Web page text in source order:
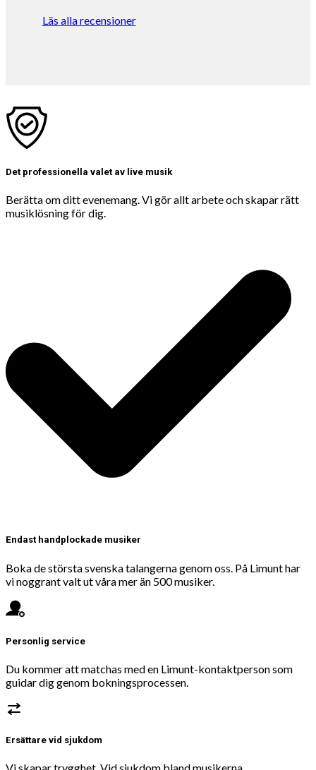
Läs alla recensioner
Det professionella valet av live musik
Berätta om ditt evenemang. Vi gör allt arbete och skapar rätt
musiklösning för dig.
Endast handplockade musiker
Boka de största svenska talangerna genom oss. På Limunt har
vi noggrant valt ut våra mer än 500 musiker.
Personlig service
Du kommer att matchas med en Limunt-kontaktperson som
guidar dig genom bokningsprocessen.
Ersättare vid sjukdom